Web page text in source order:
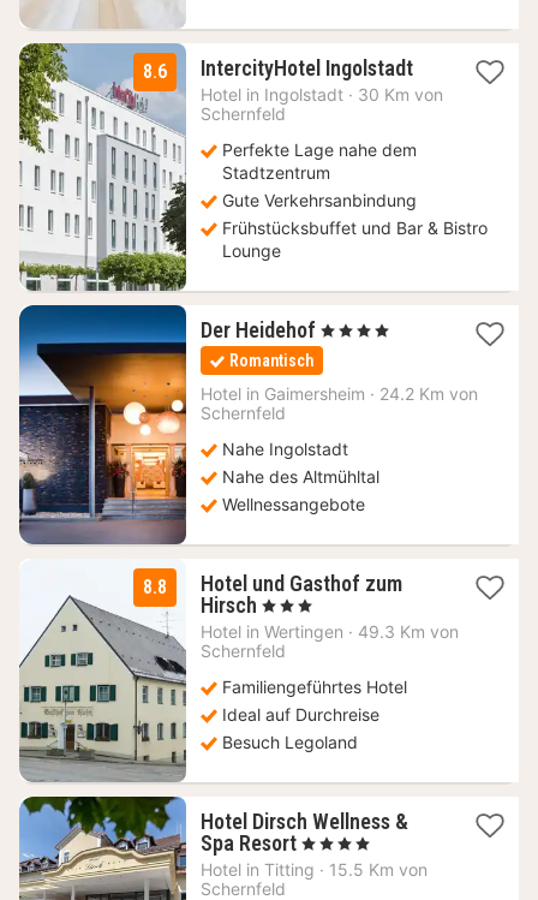
8.6 IntercityHotel Ingolstadt2
Nächte
€
Hotel in Ingolstadt · 30 Km von
Schernfeld
Perfekte Lage nahe dem
Stadtzentrum
Gute Verkehrsanbindung
Frühstücksbuffet und Bar & Bistro
Lounge
Der Heidehof 1
Nacht
ab
140
, 4 Sterne
Romantisch
Hotel in Gaimersheim · 24.2 Km von
Schernfeld
Nahe Ingolstadt
Nahe des Altmühltal
Wellnessangebote
8.8
Hotel und Gasthof zum
Hirsch 1
Nacht
ab
€
, 3 Sterne
Hotel in Wertingen · 49.3 Km von
Schernfeld
Familiengeführtes Hotel
Ideal auf Durchreise
Besuch Legoland
Hotel Dirsch Wellness &
Spa Resort 1
Nacht
ab
, 4 Sterne
Hotel in Titting · 15.5 Km von
Schernfeld